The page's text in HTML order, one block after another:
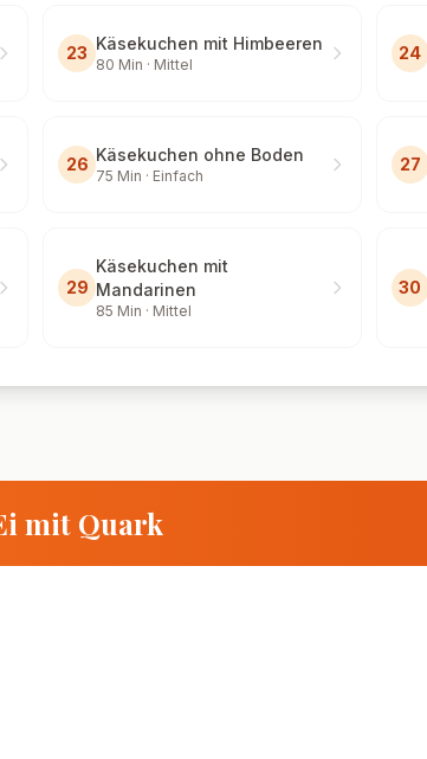
23 Käsekuchen mit Himbeeren
80 Min · Mittel
24
26 Käsekuchen ohne Boden
75 Min · Einfach
27
29
Käsekuchen mit
Mandarinen
85 Min · Mittel
30
mit Quark